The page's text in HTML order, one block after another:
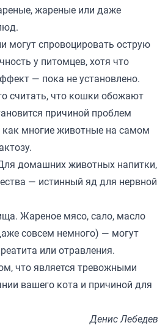
жареные или даже
могут спровоцировать острую
у питомцев, хотя что
— пока не установлено.
считать, что кошки обожают
причиной проблем
многие животные на самом
домашних животных напитки,
— истинный яд для нервной
Жареное мясо, сало, масло
совсем немного) — могут
или отравления.
что является тревожными
вашего кота и причиной для
Денис Лебедев